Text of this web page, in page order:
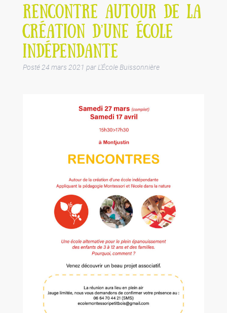
RENCONTRE AUTOUR DE LA
CRÉATION D’UNE ÉCOLE
INDÉPENDANTE
Posté24 mars 2021 parL'École Buissonnière